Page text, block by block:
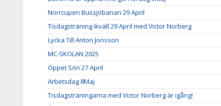
Norrcupen Bussjöbanan 29 April
Tisdagsträning ikväll 29 April med Victor Norberg
Lycka Till Anton Jonsson
MC-SKOLAN 2025
Öppet Sön 27 April
Arbetsdag 8Maj
Tisdagsträningarna med Victor Norberg är igång!